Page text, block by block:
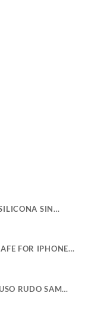
SIN
FOR IPHONE
RUDO SAM